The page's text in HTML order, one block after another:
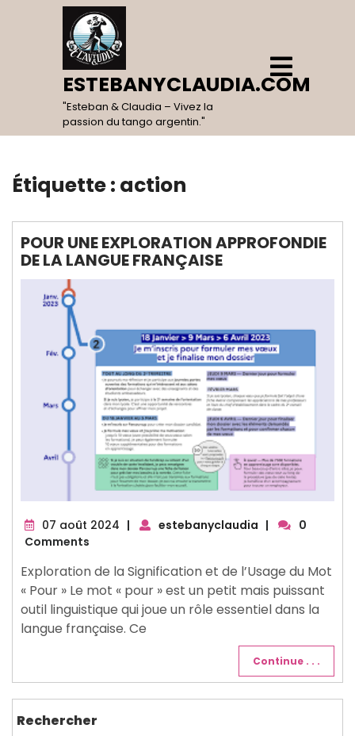
ESTEBANYCLAUDIA.COM
"Esteban & Claudia – Vivez la
passion du tango argentin."
Open
Menu
Étiquette : action
POUR UNE EXPLORATION APPROFONDIE
DE LA LANGUE FRANÇAISE
07 août 2024 07
| estebanyclaudia |
0
Comments
Exploration de la Signification et de l’Usage du Mot
« Pour » Le mot « pour » est un petit mais puissant
outil linguistique qui joue un rôle essentiel dans la
langue française. Ce
Continue . . .
Rechercher